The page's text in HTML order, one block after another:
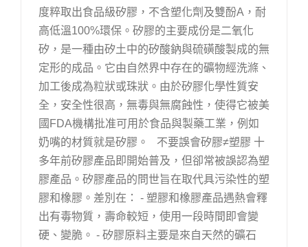
度粹取出食品級矽膠，不含塑化劑及雙酚A，耐
高低溫100%環保。矽膠的主要成份是二氧化
矽，是一種由矽土中的矽酸鈉與硫磺酸製成的無
定形的成品。它由自然界中存在的礦物經洗滌、
加工後成為粒狀或珠狀。由於矽膠化學性質安
全，安全性很高，無毒與無腐蝕性，使得它被美
國FDA機構批准可用於食品與製藥工業，例如
奶嘴的材質就是矽膠。 不要誤會矽膠≠塑膠 十
多年前矽膠產品即開始普及，但卻常被誤認為塑
膠產品。矽膠產品的問世旨在取代具污染性的塑
膠和橡膠。差別在： - 塑膠和橡膠產品遇熱會釋
出有毒物質，壽命較短，使用一段時間即會變
硬、變脆。 - 矽膠原料主要是來自天然的礦石